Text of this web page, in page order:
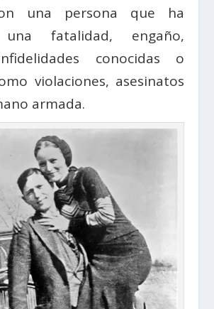
una persona que ha
una fatalidad, engaño,
conocidas o
violaciones, asesinatos
armada.